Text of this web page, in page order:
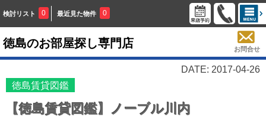
検討リスト 0 最近見た物件 0
徳島のお部屋探し専門店 お問合せ
DATE: 2017-04-26
徳島賃貸図鑑
【徳島賃貸図鑑】ノーブル川内